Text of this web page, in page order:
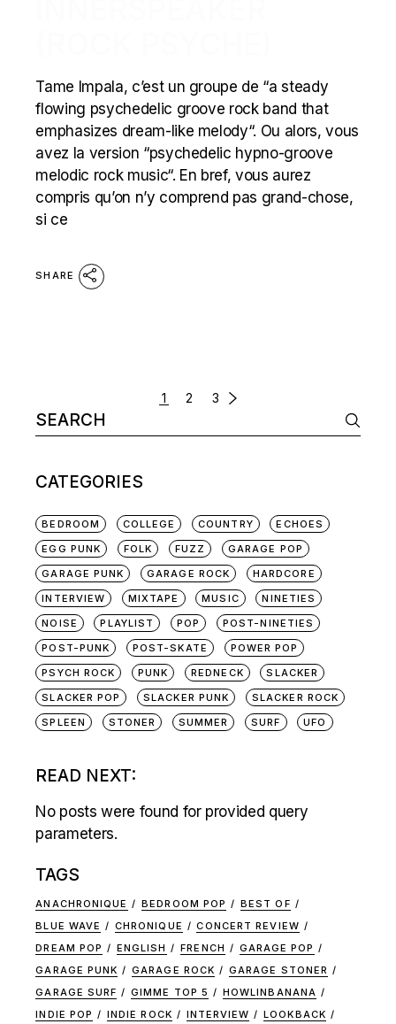
Tame Impala, c’est un groupe de “a steady
flowing psychedelic groove rock band that
emphasizes dream-like melody“. Ou alors, vous
avez la version “psychedelic hypno-groove
melodic rock music“. En bref, vous aurez
compris qu’on n’y comprend pas grand-chose,
si ce
SHARE
NAVIGATION
1 2 3
Search
for:
CATEGORIES
BEDROOM COLLEGE COUNTRY
ECHOES
EGG PUNK
FOLK FUZZ
GARAGE POP
GARAGE PUNK
GARAGE ROCK
HARDCORE
INTERVIEW
MIXTAPE MUSIC
NINETIES
NOISE
PLAYLIST POP
POST-NINETIES
POST-PUNK
POST-SKATE
POWER POP
PSYCH ROCK
PUNK REDNECK
SLACKER
SLACKER POP
SLACKER PUNK
SLACKER ROCK
SPLEEN
STONER SUMMER SURF UFO
READ NEXT:
No posts were found for provided query
parameters.
TAGS
ANACHRONIQUE BEDROOM POP
BEST OF
BLUE WAVE
CHRONIQUE
CONCERT REVIEW
DREAM POP
ENGLISH FRENCH
GARAGE POP
GARAGE PUNK
GARAGE ROCK
GARAGE STONER
GARAGE SURF
GIMME TOP 5
HOWLINBANANA
INDIE POP
INDIE ROCK INTERVIEW LOOKBACK